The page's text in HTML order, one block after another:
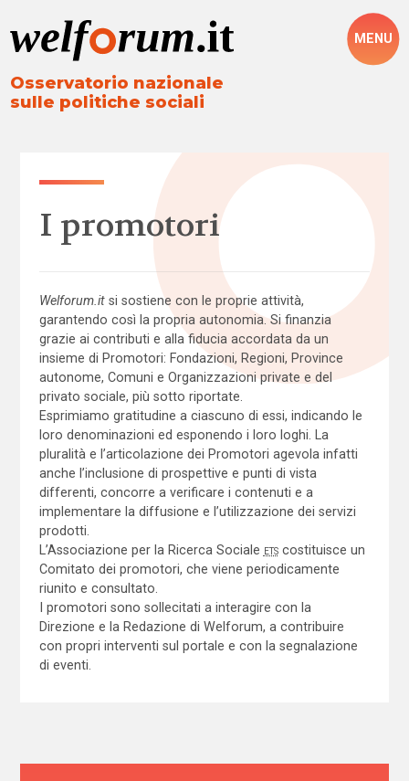
Osservatorio nazionale
sulle politiche sociali
MENU
I promotori
Welforum.itsi sostiene con le proprie attività,
garantendo così la propria autonomia. Si finanzia
grazie ai contributi e alla fiducia accordata da un
insieme di Promotori: Fondazioni, Regioni, Province
autonome, Comuni e Organizzazioni private e del
privato sociale, più sotto riportate.
Esprimiamo gratitudine a ciascuno di essi, indicando le
loro denominazioni ed esponendo i loro loghi. La
pluralità e l’articolazione dei Promotori agevola infatti
anche l’inclusione di prospettive e punti di vista
differenti, concorre a verificare i contenuti e a
implementare la diffusione e l’utilizzazione dei servizi
prodotti.
L’Associazione per la Ricerca Sociale ETScostituisce un
Comitato dei promotori, che viene periodicamente
riunito e consultato.
I promotori sono sollecitati a interagire con la
Direzione e la Redazione di Welforum, a contribuire
con propri interventi sul portale e con la segnalazione
di eventi.